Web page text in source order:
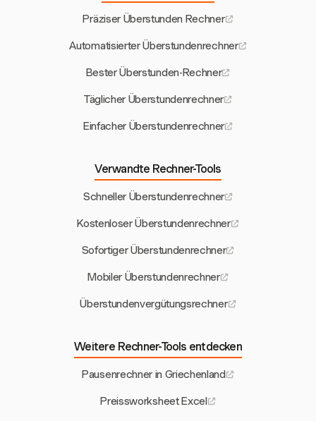
Präziser Überstunden Rechner
Automatisierter Überstundenrechner
Bester Überstunden-Rechner
Täglicher Überstundenrechner
Einfacher Überstundenrechner
Verwandte Rechner-Tools
Schneller Überstundenrechner
Kostenloser Überstundenrechner
Sofortiger Überstundenrechner
Mobiler Überstundenrechner
Überstundenvergütungsrechner
Weitere Rechner-Tools entdecken
Pausenrechner in Griechenland
Preissworksheet Excel